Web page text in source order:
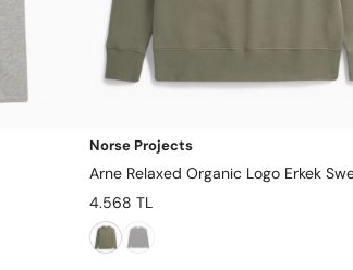
Norse Projects
Arne Relaxed Organic Logo Erkek
4.568 TL